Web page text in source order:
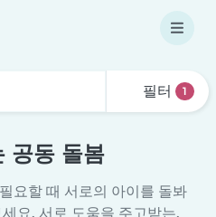
필터 1
공동 돌봄
요할 때 서로의 아이를 돌봐
요. 서로 도움을 주고받는,